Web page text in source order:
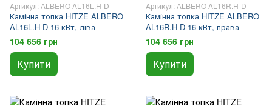
Артикул: ALBERO AL16L.H-D
Камінна топка HITZE ALBERO
AL16L.H-D 16 кВт, ліва
104 656 грн
Купити
Артикул: ALBERO AL16R.H-D
Камінна топка HITZE ALBERO
AL16R.H-D 16 кВт, права
104 656 грн
Купити